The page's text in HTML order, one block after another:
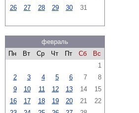
26
27 28 29 30 31
февраль
Пн
Вт Ср Чт Пт Сб
Вс
1
2
3 4 5 6 7
8
9
10 11 12 13 14
15
16
17 18 19 20 21
22